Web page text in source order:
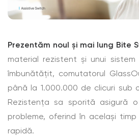
Prezentăm noul și mai lung Bite
material rezistent și unui
îmbunătățit, comutatorul
până la 1.000.000 de clicuri sub
Rezistența sa sporită asigură
probleme, oferind în același
rapidă.